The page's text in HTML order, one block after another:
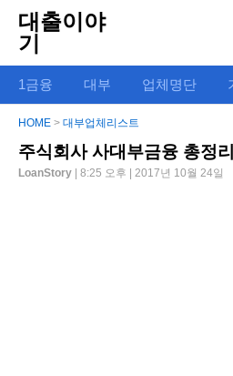
대출이야
기
1금융 대부 업체명단
HOME > 대부업체리스트
주식회사 사대부금융 총정리
LoanStory | 8:25 오후 | 2017년 10월 24일